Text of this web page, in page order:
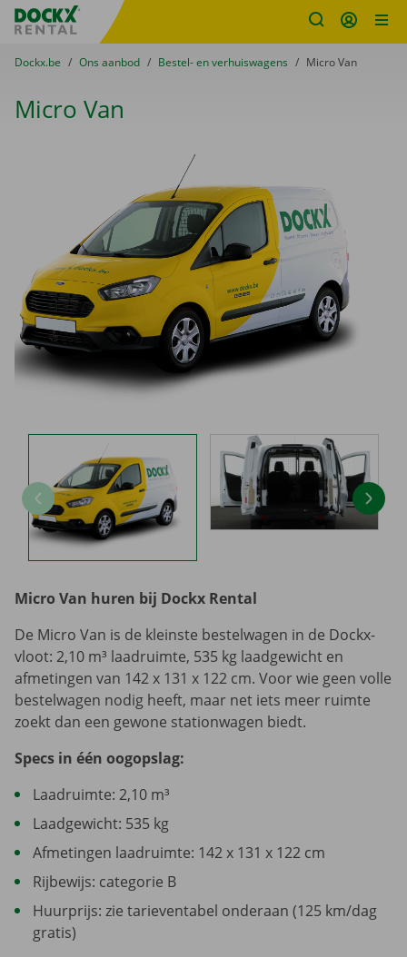
Fratello DEMO
U bevindt zich hier:
van
Dockx.be naar
Ons aanbod naar
Bestel- en verhuiswagens naar
Micro Van
Micro Van
Micro Van huren bij Dockx Rental
De Micro Van is de kleinste bestelwagen in de Dockx-
vloot: 2,10 m³ laadruimte, 535 kg laadgewicht en
afmetingen van 142 x 131 x 122 cm. Voor wie geen volle
bestelwagen nodig heeft, maar net iets meer ruimte
zoekt dan een gewone stationwagen biedt.
Specs in één oogopslag:
Laadruimte: 2,10 m³
Laadgewicht: 535 kg
Afmetingen laadruimte: 142 x 131 x 122 cm
Rijbewijs: categorie B
Huurprijs: zie tarieventabel onderaan (125 km/dag
gratis)